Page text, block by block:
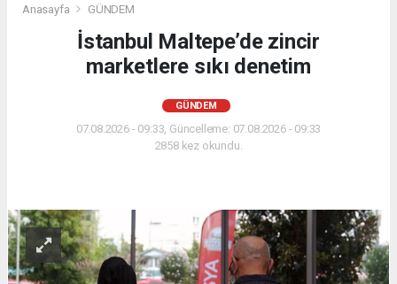
Anasayfa GÜNDEM
İstanbul Maltepe’de zincir
marketlere sıkı denetim
GÜNDEM
07.08.2026 - 09:33, Güncelleme: 07.08.2026 - 09:33
2858 kez okundu.